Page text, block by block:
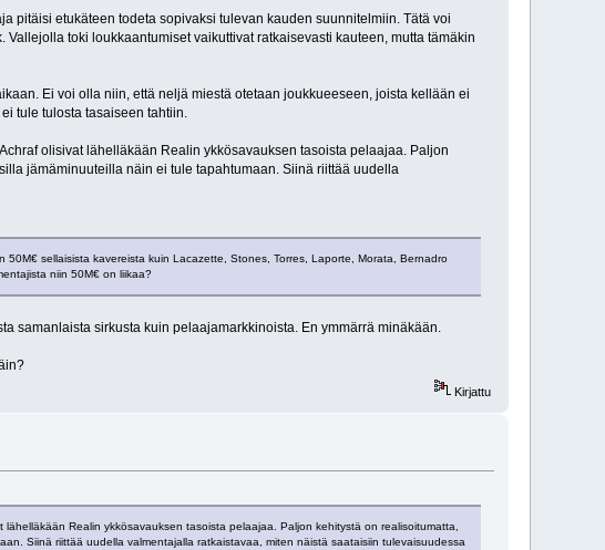
pitäisi etukäteen todeta sopivaksi tulevan kauden suunnitelmiin. Tätä voi
toki loukkaantumiset vaikuttivat ratkaisevasti kauteen, mutta tämäkin
Ei voi olla niin, että neljä miestä otetaan joukkueeseen, joista kellään ei
tule tulosta tasaiseen tahtiin.
olisivat lähelläkään Realin ykkösavauksen tasoista pelaajaa. Paljon
jämäminuuteilla näin ei tule tapahtumaan. Siinä riittää uudella
sellaisista kavereista kuin Lacazette, Stones, Torres, Laporte, Morata, Bernadro
niin 50M€ on liikaa?
samanlaista sirkusta kuin pelaajamarkkinoista. En ymmärrä minäkään.
Kirjattu
Realin ykkösavauksen tasoista pelaajaa. Paljon kehitystä on realisoitumatta,
Siinä riittää uudella valmentajalla ratkaistavaa, miten näistä saataisiin tulevaisuudessa